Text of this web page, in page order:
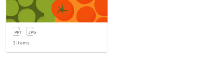
3 items